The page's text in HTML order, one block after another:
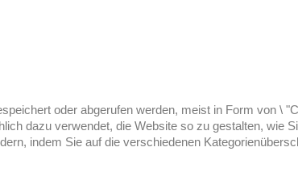
oder abgerufen werden, meist in Form von \
dazu verwendet, die Website so zu gestalten, wie
indem Sie auf die verschiedenen